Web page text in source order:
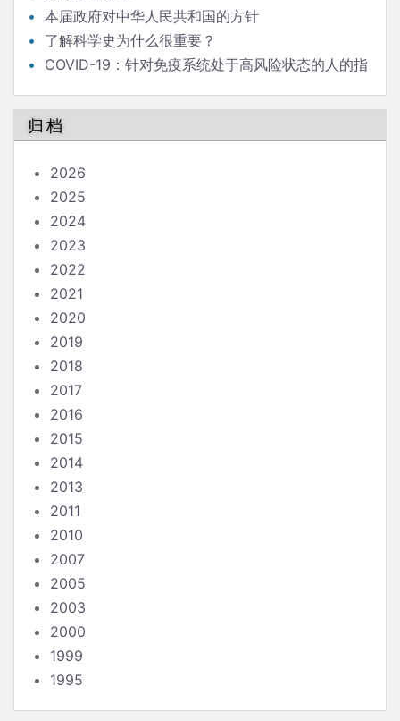
本届政府对中华人民共和国的方针
了解科学史为什么很重要？
COVID-19：针对免疫系统处于高风险状态的人的指
归档
2026
2025
2024
2023
2022
2021
2020
2019
2018
2017
2016
2015
2014
2013
2011
2010
2007
2005
2003
2000
1999
1995